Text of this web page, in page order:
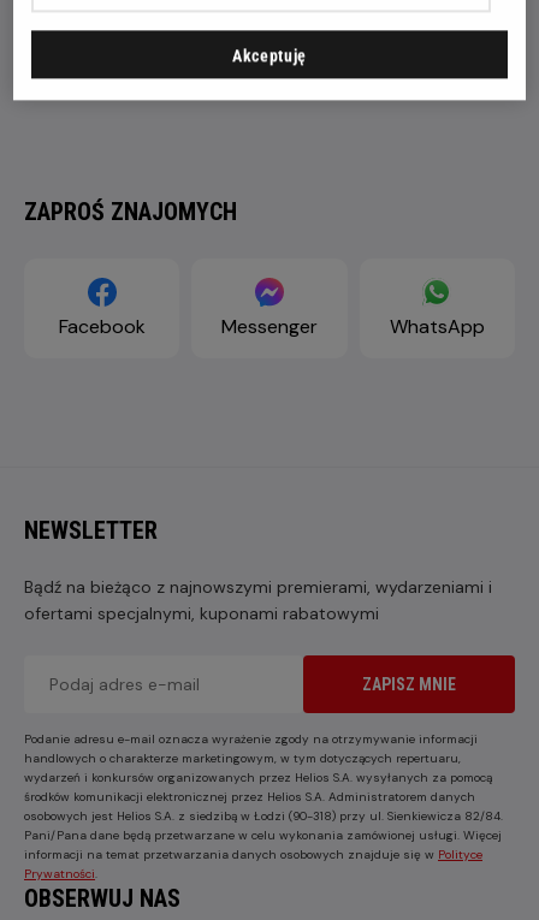
ZAPROŚ ZNAJOMYCH
Facebook Messenger WhatsApp
NEWSLETTER
Bądź na bieżąco z najnowszymi premierami, wydarzeniami i
ofertami specjalnymi, kuponami rabatowymi
ZAPISZ MNIE
Podanie adresu e-mail oznacza wyrażenie zgody na otrzymywanie informacji
handlowych o charakterze marketingowym, w tym dotyczących repertuaru,
wydarzeń i konkursów organizowanych przez Helios S.A. wysyłanych za pomocą
środków komunikacji elektronicznej przez Helios S.A. Administratorem danych
osobowych jest Helios S.A. z siedzibą w Łodzi (90-318) przy ul. Sienkiewicza 82/84.
Pani/Pana dane będą przetwarzane w celu wykonania zamówionej usługi. Więcej
informacji na temat przetwarzania danych osobowych znajduje się w Polityce
Prywatności
OBSERWUJ NAS
Akceptuję